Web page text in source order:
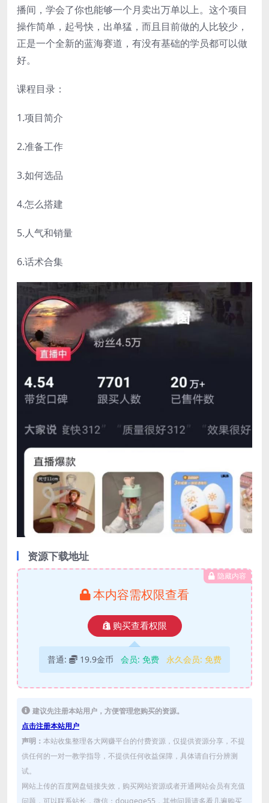
播间，学会了你也能够一个月卖出万单以上。这个项目
操作简单，起号快，出单猛，而且目前做的人比较少，
正是一个全新的蓝海赛道，有没有基础的学员都可以做
好。
课程目录：
1.项目简介
2.准备工作
3.如何选品
4.怎么搭建
5.人气和销量
6.话术合集
资源下载地址
隐藏内容
本内容需权限查看
购买查看权限
普通: 19.9金币 会员: 免费 永久会员: 免费
建议先注册本站用户，方便管理您购买的资源。
点击注册本站用户
声明： 本站收集整理各大网赚平台的付费资源，仅提供资源分享，不提
供任何的一对一教学指导，不提供任何收益保障，具体请自行分辨测
试。
网站上传的百度网盘链接失效，购买网站资源或者开通网站会员有充值
问题，可以联系站长，微信：dougege55，其他问题请多看几遍购买